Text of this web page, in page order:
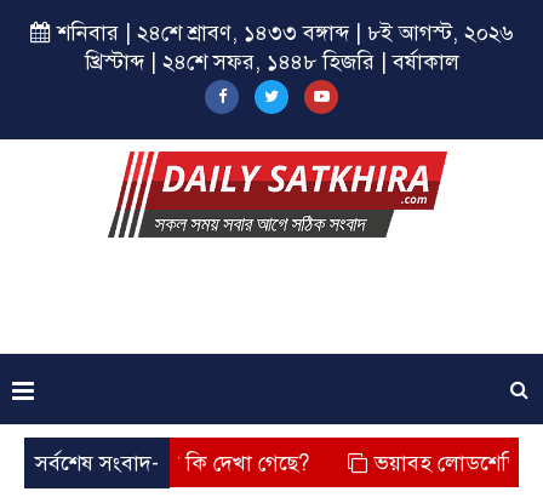
শনিবার | ২৪শে শ্রাবণ, ১৪৩৩ বঙ্গাব্দ | ৮ই আগস্ট, ২০২৬
খ্রিস্টাব্দ | ২৪শে সফর, ১৪৪৮ হিজরি | বর্ষাকাল
সর্বশেষ সংবাদ-
চেহারা কি দেখা গেছে? ভয়াবহ লোডশেডিং, বিদ্যুত –